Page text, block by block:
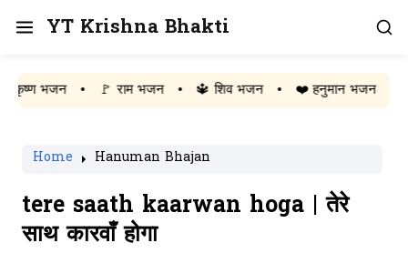
YT Krishna Bhakti
• 🚩 राम भजन • 🔱 शिव भजन • ❤️ हनुमान भजन • 📿
Home Hanuman Bhajan
tere saath kaarwan hoga | तेरे
साथ कारवाँ होगा